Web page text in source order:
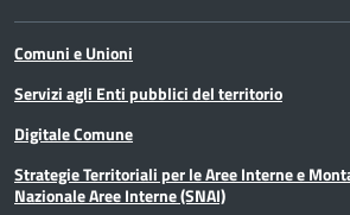
Comuni e Unioni
Servizi agli Enti pubblici del territorio
Digitale Comune
Strategie Territoriali per le Aree Interne e
Nazionale Aree Interne (SNAI)